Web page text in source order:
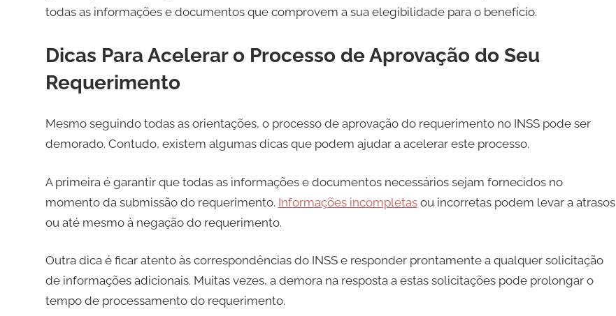
todas as informações e documentos que comprovem a sua elegibilidade para o benefício.
Dicas Para Acelerar o Processo de Aprovação do Seu
Requerimento
Mesmo seguindo todas as orientações, o processo de aprovação do requerimento no INSS pode ser
demorado. Contudo, existem algumas dicas que podem ajudar a acelerar este processo.
A primeira é garantir que todas as informações e documentos necessários sejam fornecidos no
momento da submissão do requerimento. Informações incompletasou incorretas podem levar a atrasos
ou até mesmo à negação do requerimento.
Outra dica é ficar atento às correspondências do INSS e responder prontamente a qualquer solicitação
de informações adicionais. Muitas vezes, a demora na resposta a estas solicitações pode prolongar o
tempo de processamento do requerimento.